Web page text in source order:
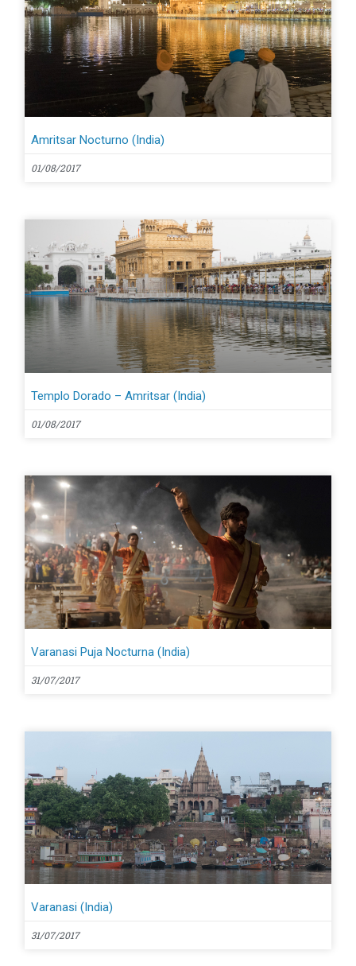
Amritsar Nocturno (India)
01/08/2017
Templo Dorado – Amritsar (India)
01/08/2017
Varanasi Puja Nocturna (India)
31/07/2017
Varanasi (India)
31/07/2017